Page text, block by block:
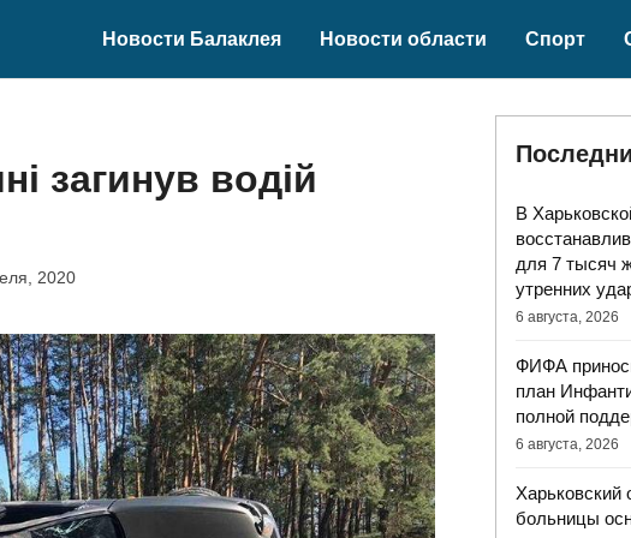
Новости Балаклея Новости области Спорт
загинув водій
2020
В
для 7 тысяч
утренних
6 августа, 2026
ФИФА
план
полной
6 августа, 2026
Харьковский
больницы